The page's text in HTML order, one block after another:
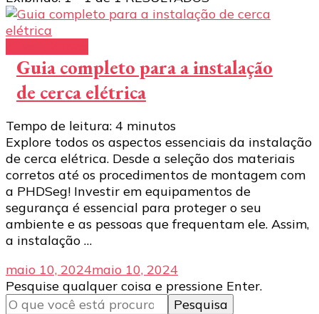
Guia completo para a instalação
de cerca elétrica
Tempo de leitura: 4 minutos
Explore todos os aspectos essenciais da instalação
de cerca elétrica. Desde a seleção dos materiais
corretos até os procedimentos de montagem com
a PHDSeg! Investir em equipamentos de
segurança é essencial para proteger o seu
ambiente e as pessoas que frequentam ele. Assim,
a instalação …
maio 10, 2024maio 10, 2024
Procurando
algo?
Pesquise qualquer coisa e pressione Enter.